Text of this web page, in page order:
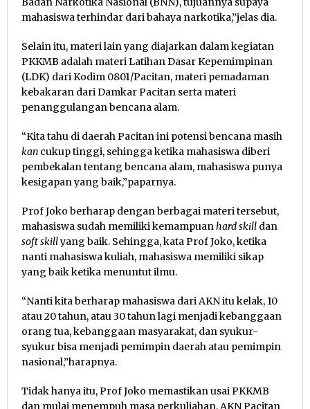
mahasiswa terhindar dari bahaya narkotika,”jelas dia.
Selain itu, materi lain yang diajarkan dalam kegiatan
PKKMB adalah materi Latihan Dasar Kepemimpinan
(LDK) dari Kodim 0801/Pacitan, materi pemadaman
kebakaran dari Damkar Pacitan serta materi
penanggulangan bencana alam.
“Kita tahu di daerah Pacitan ini potensi bencana masih
kan cukup tinggi, sehingga ketika mahasiswa diberi
pembekalan tentang bencana alam, mahasiswa punya
kesigapan yang baik,”paparnya.
Prof Joko berharap dengan berbagai materi tersebut,
mahasiswa sudah memiliki kemampuanhard skill dan
soft skillyang baik. Sehingga, kata Prof Joko, ketika
nanti mahasiswa kuliah, mahasiswa memiliki sikap
yang baik ketika menuntut ilmu.
“Nanti kita berharap mahasiswa dari AKN itu kelak, 10
atau 20 tahun, atau 30 tahun lagi menjadi kebanggaan
orang tua, kebanggaan masyarakat, dan syukur-
syukur bisa menjadi pemimpin daerah atau pemimpin
nasional,”harapnya.
Tidak hanya itu, Prof Joko memastikan usai PKKMB
dan mulai menempuh masa perkuliahan, AKN Pacitan